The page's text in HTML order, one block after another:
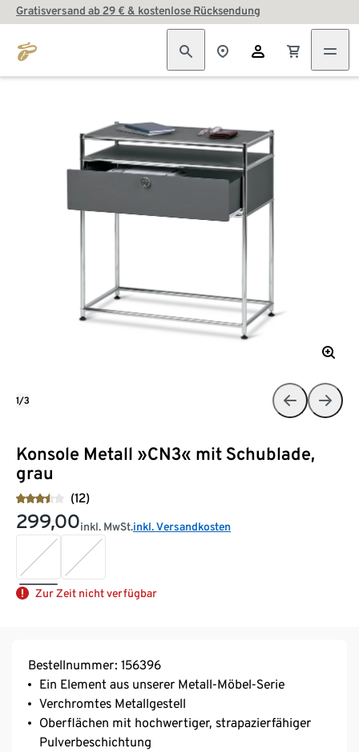
Gratisversand ab 29 € & kostenlose Rücksendung
Konsole Metall »CN3« mit Schublade,
grau
(12)
299,00inkl. MwSt.inkl. Versandkosten
Zur Zeit nicht verfügbar
1/3
Bestellnummer: 156396
Ein Element aus unserer Metall-Möbel-Serie
Verchromtes Metallgestell
Oberflächen mit hochwertiger, strapazierfähiger
Pulverbeschichtung